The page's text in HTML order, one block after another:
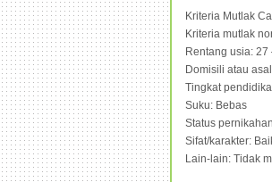
Kriteria Mutlak
Kriteria mutlak
Rentang usia: 27
Domisili atau
Tingkat
Suku: Bebas
Status
Sifat/karakter:
Lain-lain: Tidak